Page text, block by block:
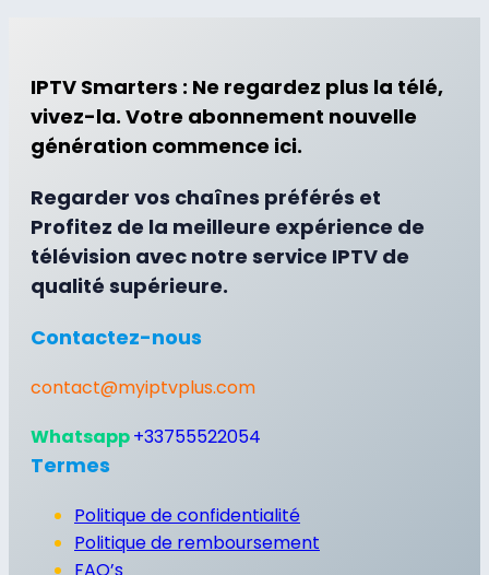
IPTV Smarters : Ne regardez plus la télé,
vivez-la. Votre abonnement nouvelle
génération commence ici.
Regarder vos chaînes préférés et
Profitez de la meilleure expérience de
télévision avec notre service IPTV de
qualité supérieure.
Contactez-nous
contact@myiptvplus.com
Whatsapp+33755522054
Termes
Politique de confidentialité
Politique de remboursement